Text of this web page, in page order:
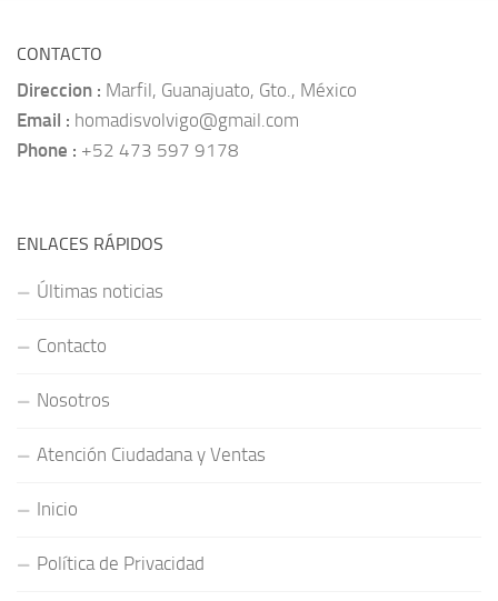
CONTACTO
Direccion : Marfil, Guanajuato, Gto., México
Email : homadisvolvigo@gmail.com
Phone : +52 473 597 9178
ENLACES RÁPIDOS
Últimas noticias
Contacto
Nosotros
Atención Ciudadana y Ventas
Inicio
Política de Privacidad